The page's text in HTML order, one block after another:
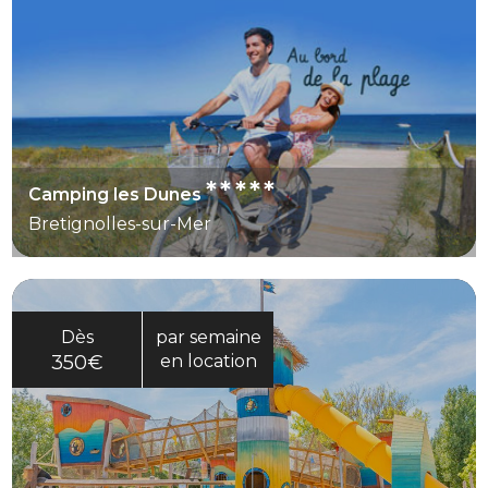
Camping les Dunes*****
Bretignolles-sur-Mer
Dès
350€
par semaine
en location